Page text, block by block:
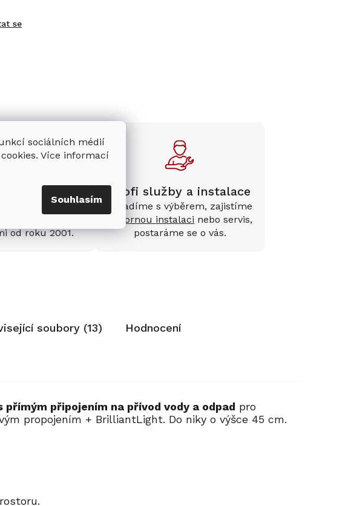
sociálních médií
Více informací
Souhlasím
se
prodejce
prodejce
od roku 2001.
Profi služby a instalace
Poradíme s výběrem, zajistíme
odbornou instalaci nebo servis,
postaráme se o vás.
soubory (13) Hodnocení
přímým připojením na přívod vody a odpad pro
propojením + BrilliantLight. Do niky o výšce 45 cm.